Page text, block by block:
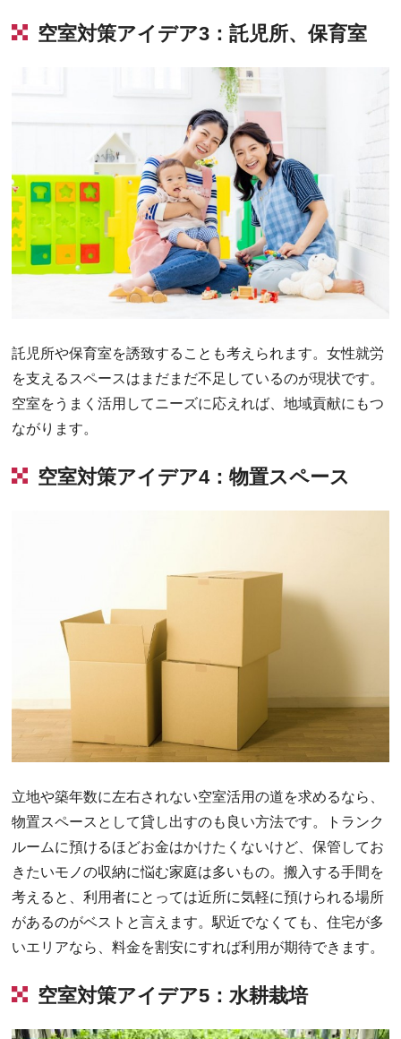
空室対策アイデア3：託児所、保育室
託児所や保育室を誘致することも考えられます。女性就労
を支えるスペースはまだまだ不足しているのが現状です。
空室をうまく活用してニーズに応えれば、地域貢献にもつ
ながります。
空室対策アイデア4：物置スペース
立地や築年数に左右されない空室活用の道を求めるなら、
物置スペースとして貸し出すのも良い方法です。トランク
ルームに預けるほどお金はかけたくないけど、保管してお
きたいモノの収納に悩む家庭は多いもの。搬入する手間を
考えると、利用者にとっては近所に気軽に預けられる場所
があるのがベストと言えます。駅近でなくても、住宅が多
いエリアなら、料金を割安にすれば利用が期待できます。
空室対策アイデア5：水耕栽培